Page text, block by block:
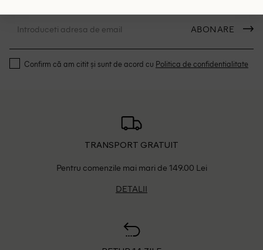
ABONARE
Confirm că am citit și sunt de acord cu Politica de confidentialitate
TRANSPORT GRATUIT
Pentru comenzile mai mari de 149.00 Lei
DETALII